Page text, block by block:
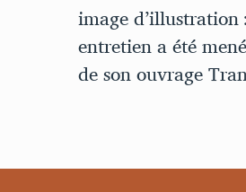
image
entretien a été
de son ouvrage